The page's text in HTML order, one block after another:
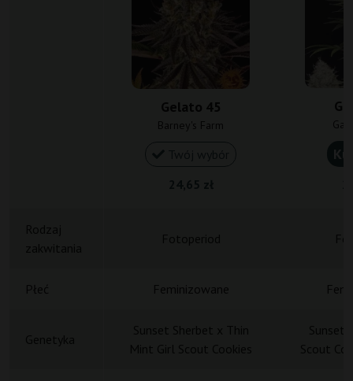
Gelato 45
Barney's Farm
Płeć Feminizowane